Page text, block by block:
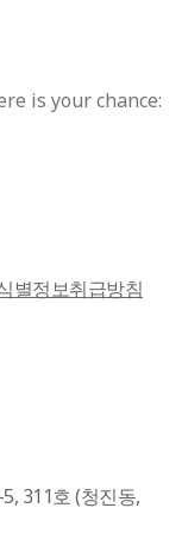
is your chance:
별정보취급방침
311호 (청진동,